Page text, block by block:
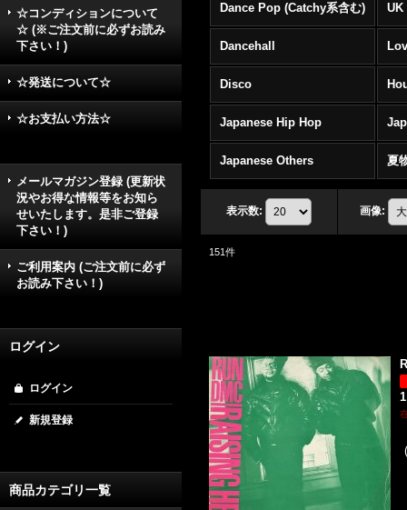
☆コンディションについて
☆ (※ご注文前に必ずお読み
下さい！)
☆発送について☆
☆お支払い方法☆
メールマガジン登録 (更新状
況やお得な情報等をお知ら
せいたします。是非ご登録
下さい！)
ご利用案内 (ご注文前に必ず
お読み下さい！)
ログイン
ログイン
新規登録
商品カテゴリ一覧
Dance Pop (Catchy系含む) UK
Dancehall
Disco
Japanese Hip Hop
Japanese Others 夏
表示数: 画像:
151件